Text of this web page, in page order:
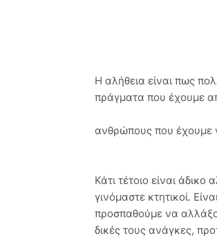
Η αλήθεια είναι πως
πράγματα που έχουμε
ανθρώπους που έχουμε
Κάτι τέτοιο είναι
γινόμαστε κτητικοί.
προσπαθούμε να
δικές τους ανάγκες,